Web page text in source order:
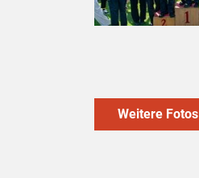
Weitere Fotos